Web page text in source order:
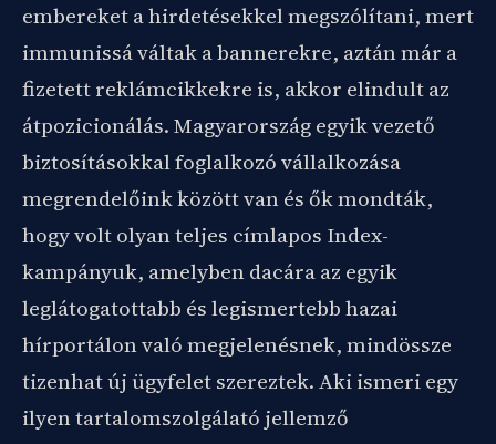
embereket a hirdetésekkel megszólítani, mert
immunissá váltak a bannerekre, aztán már a
fizetett reklámcikkekre is, akkor elindult az
átpozicionálás. Magyarország egyik vezető
biztosításokkal foglalkozó vállalkozása
megrendelőink között van és ők mondták,
hogy volt olyan teljes címlapos Index-
kampányuk, amelyben dacára az egyik
leglátogatottabb és legismertebb hazai
hírportálon való megjelenésnek, mindössze
tizenhat új ügyfelet szereztek. Aki ismeri egy
ilyen tartalomszolgálató jellemző